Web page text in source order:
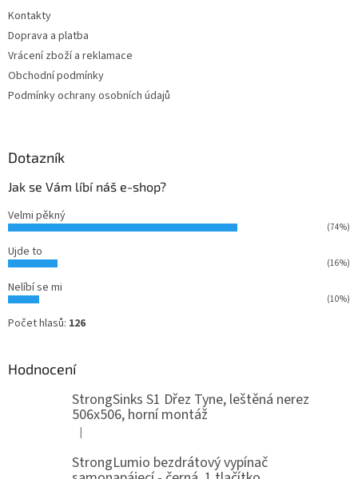
Kontakty
Doprava a platba
Vrácení zboží a reklamace
Obchodní podmínky
Podmínky ochrany osobních údajů
Dotazník
Jak se Vám líbí náš e-shop?
Velmi pěkný
(74%)
Ujde to
(16%)
Nelíbí se mi
(10%)
Počet hlasů: 126
Hodnocení
StrongSinks S1 Dřez Tyne, leštěná nerez
506x506, horní montáž
Hodnocení produktu je 5 z 5 hvězdiček.
|
StrongLumio bezdrátový vypínač